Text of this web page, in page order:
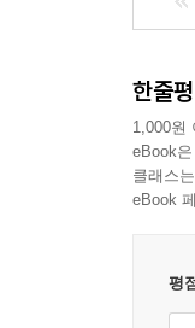
한줄평
1,000원
eBook
클래스
eBook
평점